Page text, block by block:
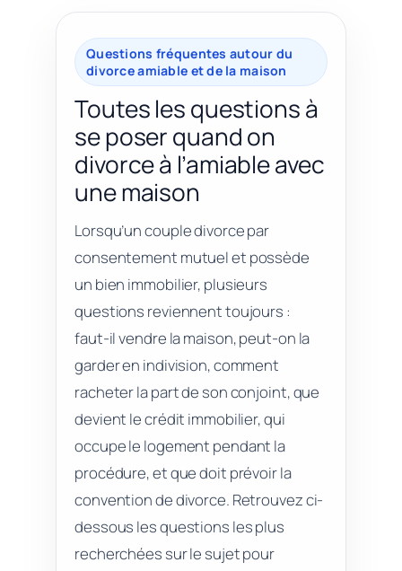
Questions fréquentes autour du
divorce amiable et de la maison
Toutes les questions à
se poser quand on
divorce à l’amiable avec
une maison
Lorsqu’un couple divorce par
consentement mutuel et possède
un bien immobilier, plusieurs
questions reviennent toujours :
faut-il vendre la maison, peut-on la
garder en indivision, comment
racheter la part de son conjoint, que
devient le crédit immobilier, qui
occupe le logement pendant la
procédure, et que doit prévoir la
convention de divorce. Retrouvez ci-
dessous les questions les plus
recherchées sur le sujet pour